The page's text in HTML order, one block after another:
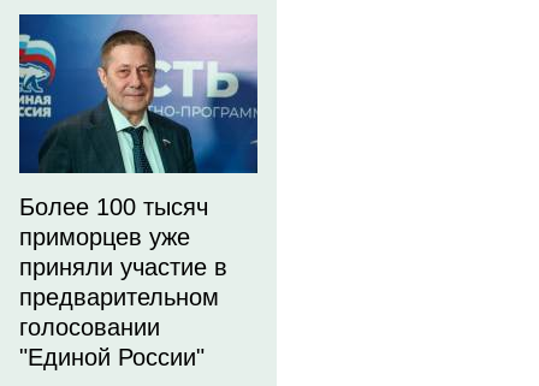
Более 100 тысяч
приморцев уже
приняли участие в
предварительном
голосовании
"Единой России"